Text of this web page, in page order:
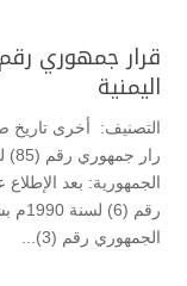
اليمنية
الجمهورية: بعد
رقم
الجمهوري رقم (3)...